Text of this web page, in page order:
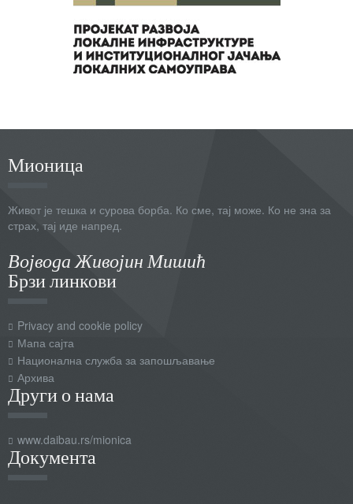
Мионица
Живот је тешка и сурова борба. Ко сме, тај може. Ко не зна за
страх, тај иде напред.
Војвода Живојин Мишић
Брзи линкови
Privacy and cookie policy
Мапа сајта
Национална служба за запошљавање
Архива
Други о нама
www.daibau.rs/mionica
Документа